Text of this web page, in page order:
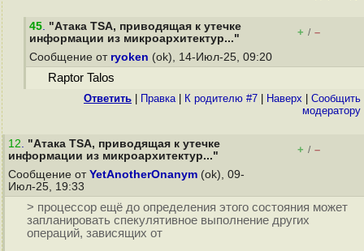
45. "Атака TSA, приводящая к утечке
информации из микроархитектур..."
+ / –
Сообщение от ryoken (ok), 14-Июл-25, 09:20
Raptor Talos
Ответить Правка| К родителю #7 Наверх
Cообщить
модератору
12. "Атака TSA, приводящая к утечке
информации из микроархитектур..."
+ / –
Сообщение от YetAnotherOnanym (ok), 09-
Июл-25, 19:33
> процессор ещё до определения этого состояния может
запланировать спекулятивное выполнение других
операций, зависящих от